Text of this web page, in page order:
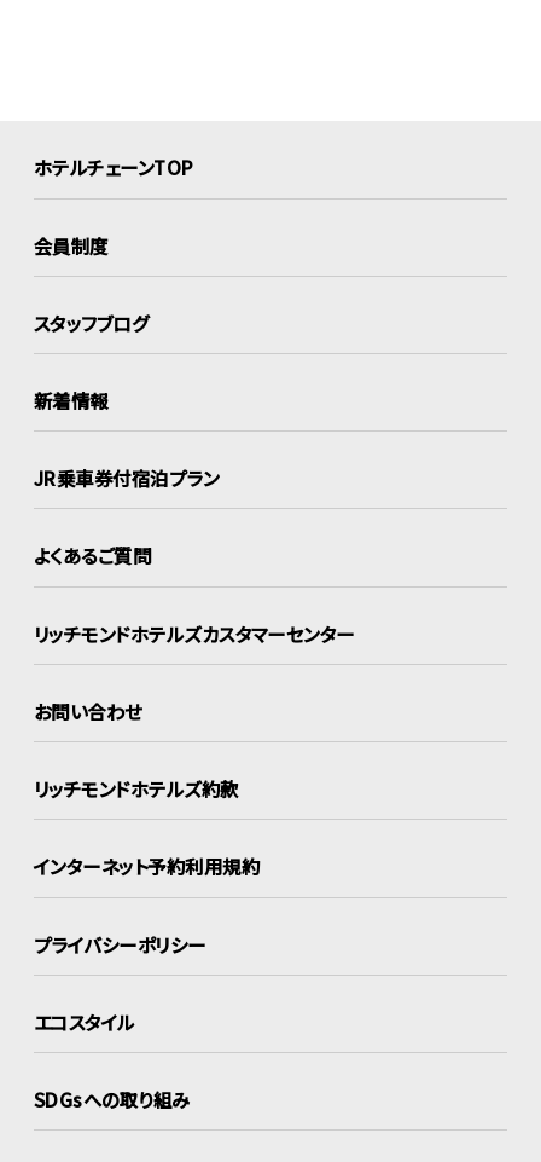
ホテルチェーンTOP
会員制度
スタッフブログ
新着情報
JR乗車券付宿泊プラン
よくあるご質問
リッチモンドホテルズカスタマーセンター
お問い合わせ
リッチモンドホテルズ約款
インターネット予約利用規約
プライバシーポリシー
エコスタイル
SDGsへの取り組み